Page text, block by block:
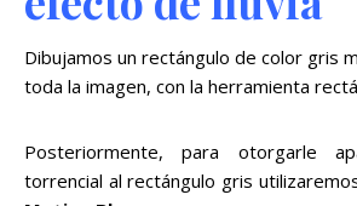
Dibujamos un rectángulo de color gris
toda la imagen, con la herramienta
Posteriormente, para otorgarle
torrencial al rectángulo gris